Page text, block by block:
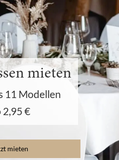
mieten
11 Modellen
2,95 €
mieten